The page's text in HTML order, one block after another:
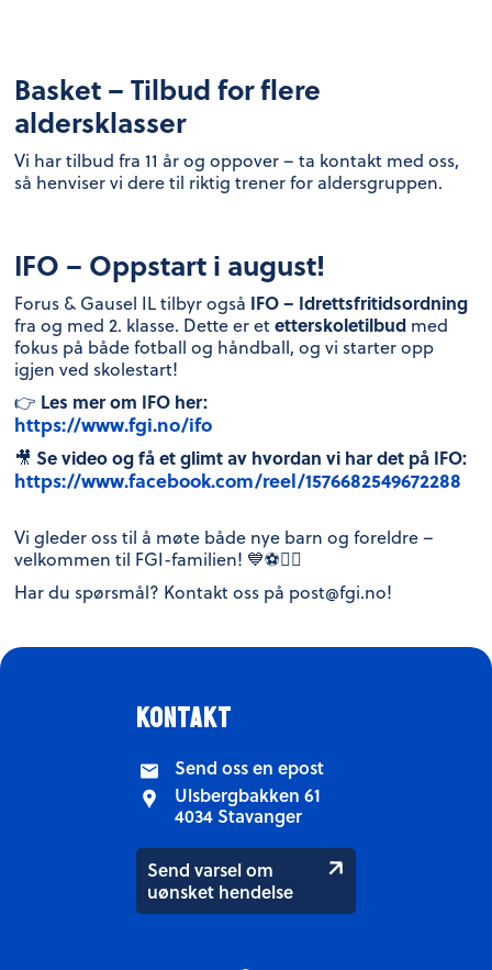
Basket – Tilbud for flere
aldersklasser
Vi har tilbud fra 11 år og oppover – ta kontakt med oss,
så henviser vi dere til riktig trener for aldersgruppen.
IFO – Oppstart i august!
Forus & Gausel IL tilbyr også IFO – Idrettsfritidsordning
fra og med 2. klasse. Dette er etetterskoletilbud med
fokus på både fotball og håndball, og vi starter opp
igjen ved skolestart!
👉 Les mer om IFO her:
https://www.fgi.no/ifo
🎥Se video og få et glimt av hvordan vi har det på IFO:
https://www.facebook.com/reel/1576682549672288
Vi gleder oss til å møte både nye barn og foreldre –
velkommen til FGI-familien! 💙⚽🤾‍♀️
Har du spørsmål? Kontakt oss på post@fgi.no!
kontakt
Send oss en epost
Ulsbergbakken 61
4034 Stavanger
Send varsel om
uønsket hendelse